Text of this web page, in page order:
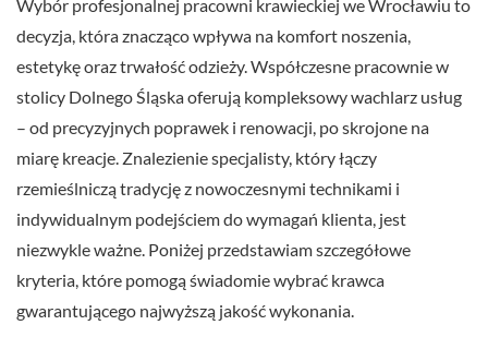
Wybór profesjonalnej pracowni krawieckiej we Wrocławiu to
decyzja, która znacząco wpływa na komfort noszenia,
estetykę oraz trwałość odzieży. Współczesne pracownie w
stolicy Dolnego Śląska oferują kompleksowy wachlarz usług
– od precyzyjnych poprawek i renowacji, po skrojone na
miarę kreacje. Znalezienie specjalisty, który łączy
rzemieślniczą tradycję z nowoczesnymi technikami i
indywidualnym podejściem do wymagań klienta, jest
niezwykle ważne. Poniżej przedstawiam szczegółowe
kryteria, które pomogą świadomie wybrać krawca
gwarantującego najwyższą jakość wykonania.